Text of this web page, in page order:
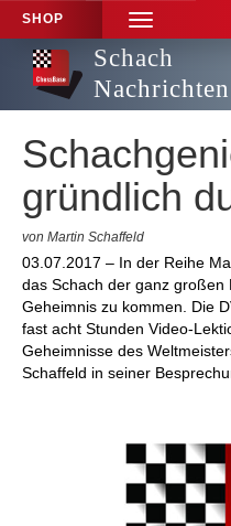
SHOP
TOGGLE
NAVIGATION
Schach
Nachrichten
gründlich
von Martin Schaffeld
03.07.2017 – In der Reihe
das Schach der ganz
Geheimnis zu kommen. Die
fast acht Stunden Video-
Geheimnisse des
Schaffeld in seiner